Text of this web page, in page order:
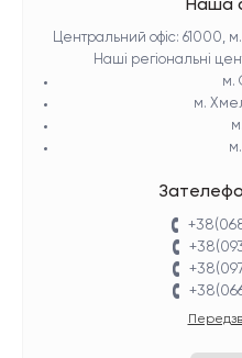
Наша
Центральний офіс: 61000,
Наші регіональні
м.
м.